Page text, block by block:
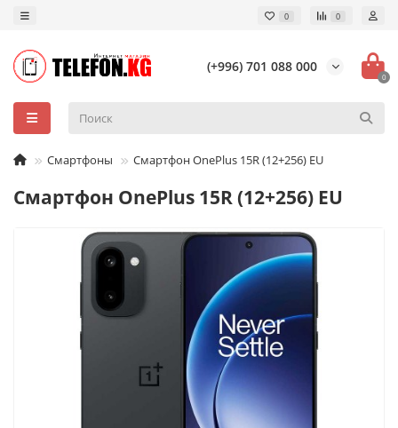
0 0
(+996) 701 088 000
0
Смартфоны Смартфон OnePlus 15R (12+256) EU
Смартфон OnePlus 15R (12+256) EU